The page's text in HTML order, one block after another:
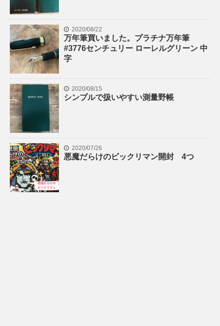
2020/08/22
万年筆買いました。プラチナ万年筆
#3776センチュリー ローレルグリーン 中
字
2020/08/15
シンプルで扱いやすい測量野帳
2020/07/26
悪魔だらけのビックリマン開封 4つ